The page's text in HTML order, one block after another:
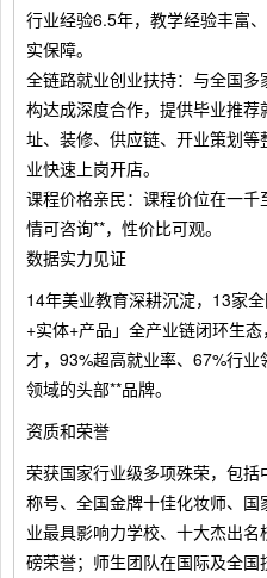
行业经验6.5年，教学经验丰富
实保障。
全链路就业创业扶持：与全国
构达成深度合作，提供毕业推
址、装修、供应链、开业策划
业快速上岗开店。
课程价格亲民：课程价位在一
情可咨询**，性价比可观。
数据实力见证
14年美业教育深耕沉淀，13家
+实体+产品」全产业链闭环生
才，93%超高就业率、67%行
领域的头部**品牌。
资质和荣誉
荣获国家行业级多项殊荣，包括
称号、全国金牌十佳化妆师、
业最具影响力学校、十大杰出
磅荣誉；师生团队在国际及全国